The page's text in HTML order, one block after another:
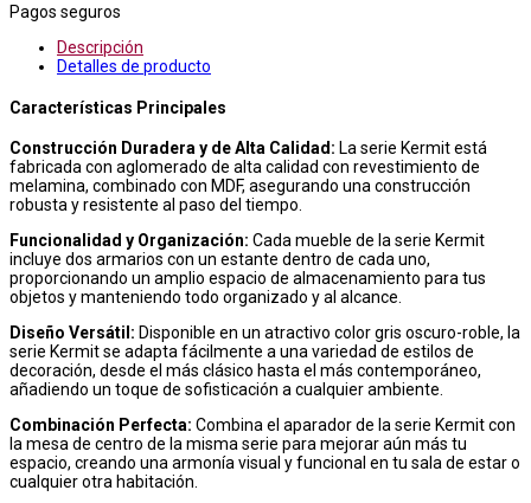
Pagos seguros
Descripción
Detalles de producto
Características Principales
Construcción Duradera y de Alta Calidad: La serie Kermit está
fabricada con aglomerado de alta calidad con revestimiento de
melamina, combinado con MDF, asegurando una construcción
robusta y resistente al paso del tiempo.
Funcionalidad y Organización: Cada mueble de la serie Kermit
incluye dos armarios con un estante dentro de cada uno,
proporcionando un amplio espacio de almacenamiento para tus
objetos y manteniendo todo organizado y al alcance.
Diseño Versátil: Disponible en un atractivo color gris oscuro-roble, la
serie Kermit se adapta fácilmente a una variedad de estilos de
decoración, desde el más clásico hasta el más contemporáneo,
añadiendo un toque de sofisticación a cualquier ambiente.
Combinación Perfecta: Combina el aparador de la serie Kermit con
la mesa de centro de la misma serie para mejorar aún más tu
espacio, creando una armonía visual y funcional en tu sala de estar o
cualquier otra habitación.